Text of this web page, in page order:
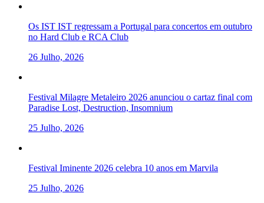
Os IST IST regressam a Portugal para concertos em outubro
no Hard Club e RCA Club
26 Julho, 2026
Festival Milagre Metaleiro 2026 anunciou o cartaz final com
Paradise Lost, Destruction, Insomnium
25 Julho, 2026
Festival Iminente 2026 celebra 10 anos em Marvila
25 Julho, 2026